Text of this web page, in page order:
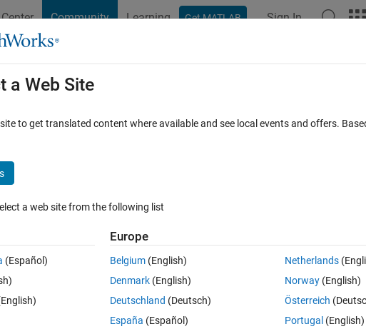
Community Learning Get MATLAB Sign In
Cody
Browse MATLAB FAQs
가
Answer
없습니다. 다른 이메일 주소를 지정하십시오. 이 주소를 사용해야 할 경우에는 <a
">고객 지원팀</a>에 문의하십시오.
데 계속 위와 같은 문구가 나옵니다. 해결방법은 무엇일까요.
a Web Site
to get translated content where available and see local events and offers.
a web site from the following list
(Español)
Europe
Belgium (English)
Denmark (English)
Deutschland (Deutsch)
España (Español)
Netherlands
Norway(English)
Österreich
Portugal (English)